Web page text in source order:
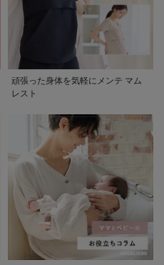
頑張った身体を気軽にメンテ マム
レスト